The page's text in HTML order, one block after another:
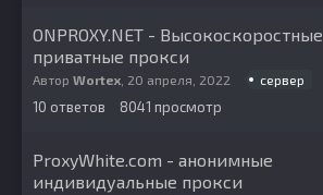
ONPROXY.NET - Высокоскоростные
приватные прокси
Автор Wortex 20 апреля, 2022 сервер
10 ответов 8041 просмотр
ProxyWhite.com - анонимные
индивидуальные прокси